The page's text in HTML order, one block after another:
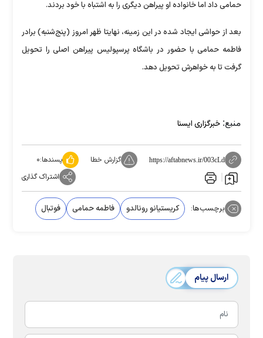
حمامی داد اما خانواده او پیراهن دیگری را به اشتباه با خود بردند.
بعد از حواشی ایجاد شده در این زمینه، نهایتا ظهر امروز (پنج‌شنبه) برادر
فاطمه حمامی با حضور در باشگاه پرسپولیس پیراهن اصلی را تحویل
گرفت تا به خواهرش تحویل دهد.
منبع: خبرگزاری ایسنا
https://aftabnews.ir/003cLd گزارش خطا پسندها:۰
اشتراک گذاری
برچسب‌ها: کریستیانو رونالدو فاطمه حمامی فوتبال
ارسال پیام